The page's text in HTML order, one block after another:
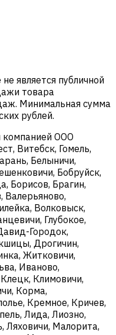
является публичной
товара
Минимальная сумма
рублей.
компанией ООО
Витебск, Гомель,
Белыничи,
Бобруйск,
Борисов, Брагин,
Валерьяново,
Волковыск,
Глубокое,
Городок,
Дрогичин,
Житковичи,
Иваново,
Климовичи,
Корма,
Кремное, Кричев,
Лида, Лиозно,
Ляховичи, Малорита,